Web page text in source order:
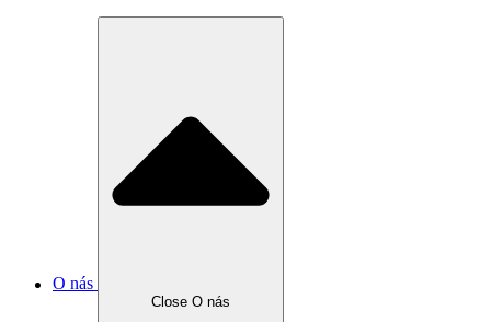
O nás
Close O nás